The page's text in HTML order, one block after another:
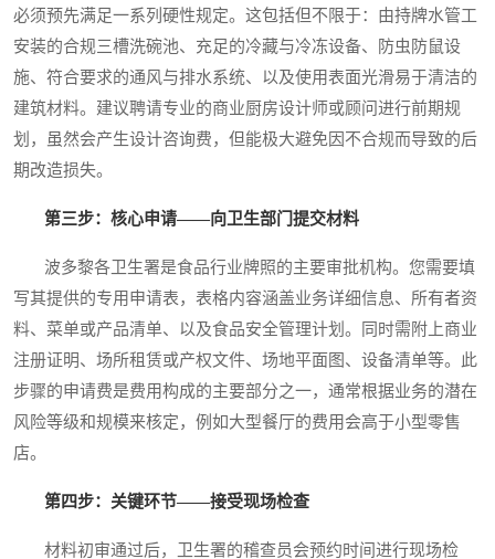
必须预先满足一系列硬性规定。这包括但不限于：由持牌水管工
安装的合规三槽洗碗池、充足的冷藏与冷冻设备、防虫防鼠设
施、符合要求的通风与排水系统、以及使用表面光滑易于清洁的
建筑材料。建议聘请专业的商业厨房设计师或顾问进行前期规
划，虽然会产生设计咨询费，但能极大避免因不合规而导致的后
期改造损失。
第三步：核心申请——向卫生部门提交材料
波多黎各卫生署是食品行业牌照的主要审批机构。您需要填
写其提供的专用申请表，表格内容涵盖业务详细信息、所有者资
料、菜单或产品清单、以及食品安全管理计划。同时需附上商业
注册证明、场所租赁或产权文件、场地平面图、设备清单等。此
步骤的申请费是费用构成的主要部分之一，通常根据业务的潜在
风险等级和规模来核定，例如大型餐厅的费用会高于小型零售
店。
第四步：关键环节——接受现场检查
材料初审通过后，卫生署的稽查员会预约时间进行现场检